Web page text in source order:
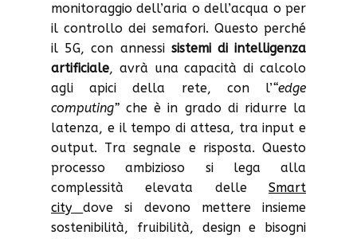
monitoraggio dell’aria o dell’acqua o per
il controllo dei semafori. Questo perché
il 5G, con annessisistemi di intelligenza
artificiale, avrà una capacità di calcolo
agli apici della rete, con l’“edge
computing” che è in grado di ridurre la
latenza, e il tempo di attesa, tra input e
output. Tra segnale e risposta. Questo
processo ambizioso si lega alla
complessità elevata delle Smart
citydove si devono mettere insieme
sostenibilità, fruibilità, design e bisogni